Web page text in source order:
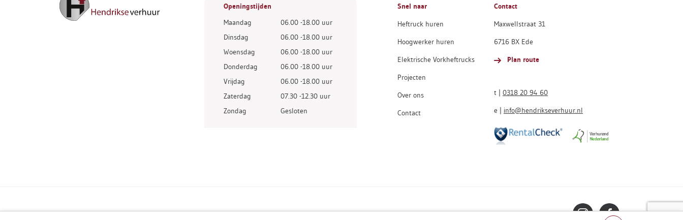
Openingstijden
Maandag
06.00 -18.00 uur
Dinsdag
06.00 -18.00 uur
Woensdag
06.00 -18.00 uur
Donderdag
06.00 -18.00 uur
Vrijdag
06.00 -18.00 uur
Zaterdag
07.30 -12.30 uur
Zondag
Gesloten
Snel naar
Heftruck huren
Hoogwerker huren
Elektrische Vorkheftrucks
Projecten
Over ons
Contact
Contact
Maxwellstraat 31
6716 BX Ede
Plan route
t | 0318 20 94 60
e | info@hendrikseverhuur.nl
Privacy statement Disclaimer Algemene voorwaarden Leveringsvoorwaarden Sitemap